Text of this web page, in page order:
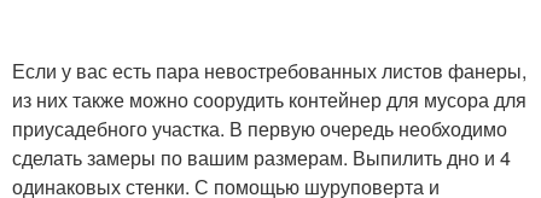
Если у вас есть пара невостребованных листов фанеры,
из них также можно соорудить контейнер для мусора для
приусадебного участка. В первую очередь необходимо
сделать замеры по вашим размерам. Выпилить дно и 4
одинаковых стенки. С помощью шуруповерта и